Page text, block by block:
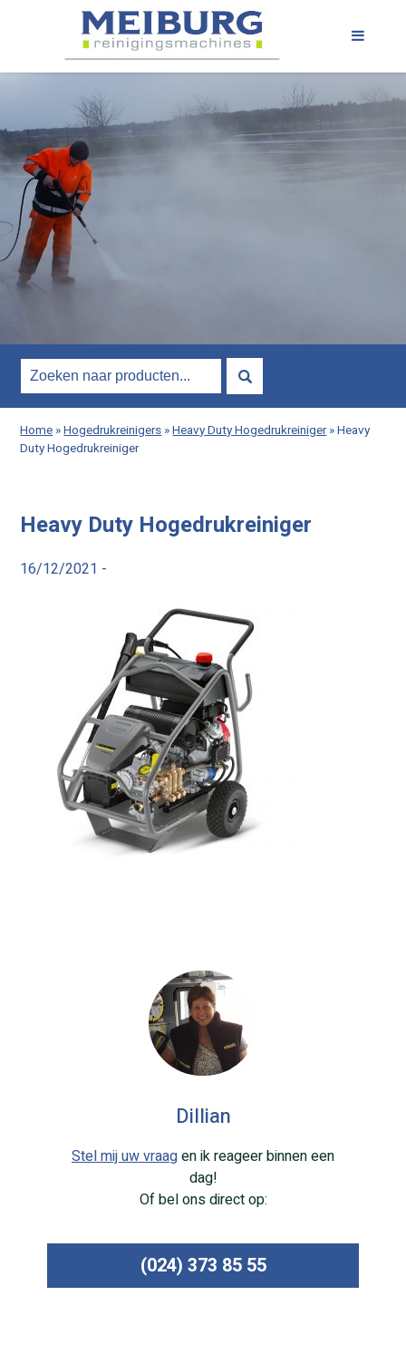
Home»Hogedrukreinigers»Heavy Duty Hogedrukreiniger»Heavy
Duty Hogedrukreiniger
Heavy Duty Hogedrukreiniger
16/12/2021 -
Dillian
Stel mij uw vraagen ik reageer binnen een
dag!
Of bel ons direct op:
(024) 373 85 55